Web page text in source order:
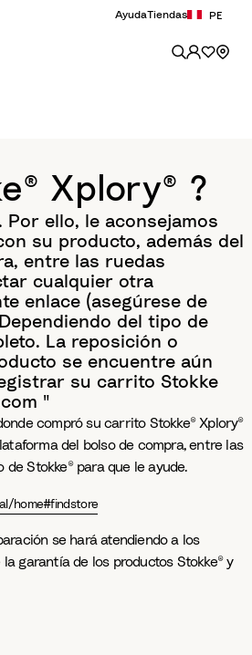
AyudaTiendas PE
Xplory® ?
ello, le aconsejamos
su producto, además del
entre las ruedas
cualquier otra
enlace (asegúrese de
del tipo de
La reposición o
se encuentre aún
su carrito Stokke
"
compró su carrito Stokke® Xplory®
del bolso de compra, entre las
Stokke® para que le ayude.
home#findstore
se hará atendiendo a los
garantía de los productos Stokke® y